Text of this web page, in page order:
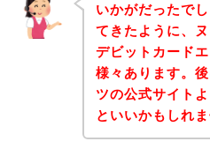
いかがだったで
てきたように、
デビットカード
様々あります。
ツの公式サイト
といいかもしれま